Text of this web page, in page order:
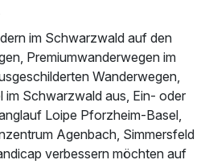
im Schwarzwald auf den
Premiumwanderwegen im
Wanderwegen,
im Schwarzwald aus, Ein- oder
Loipe Pforzheim-Basel,
Agenbach, Simmersfeld
verbessern möchten auf